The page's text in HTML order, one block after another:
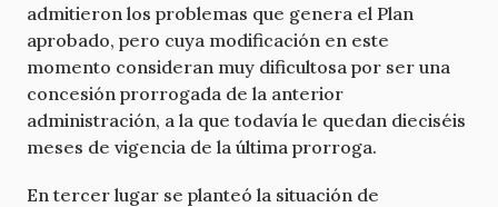
admitieron los problemas que genera el Plan
aprobado, pero cuya modificación en este
momento consideran muy dificultosa por ser una
concesión prorrogada de la anterior
administración, a la que todavía le quedan dieciséis
meses de vigencia de la última prorroga.
En tercer lugar se planteó la situación de